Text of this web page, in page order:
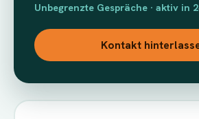
Unbegrenzte Gespräche · aktiv in
Kontakt